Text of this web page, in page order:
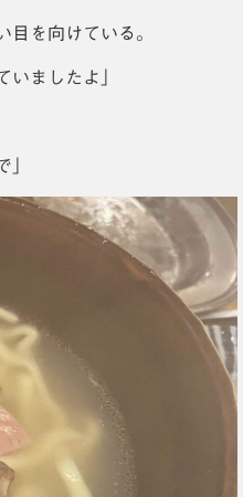
目を向けている。
ましたよ」
」